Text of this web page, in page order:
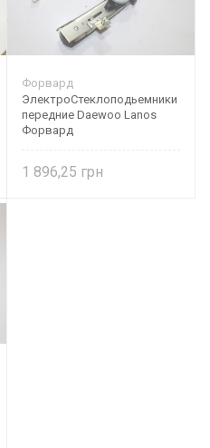
Форвард
ЭлектроСтеклоподьемники
передние Daewoo Lanos
Форвард
1 896,25